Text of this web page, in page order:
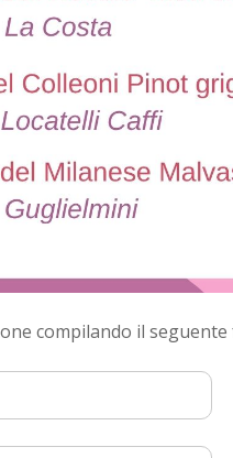
compilando il